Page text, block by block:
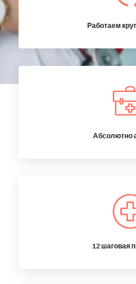
Работаем
Абсолютно
12 шаговая